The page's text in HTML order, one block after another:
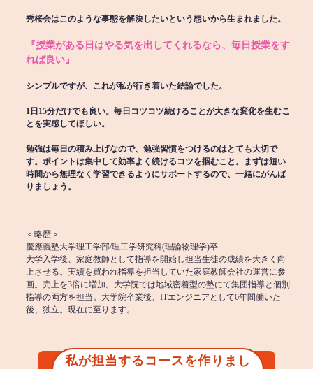
秀桜会はこのような事態を解決したいという想いから生まれました。
『授業がある日はやる気を出してくれるなら、毎日授業をす
れば良い』
シンプルですが、これが私が行き着いた結論でした。
1日15分だけでも良い。毎日コツコツ続けることが大きな変化を生むこ
とを実感してほしい。
勉強は毎日の積み上げなので、勉強習慣をつけるのはとても大切で
す。ポイントは集中して効率よく続けるコツを掴むこと。まずは短い
時間から無理なく学習できるようにサポートするので、一緒にがんば
りましょう。
＜略歴＞
慶應義塾大学理工学部/理工学研究科(理論物理学)卒
大学入学後、家庭教師として指導を開始し担当生徒の成績を大きく向
上させる。実績を買われ指導を担当していた家庭教師会社の運営に参
画。売上を3倍に増加。大学院では地域密着型の塾にて集団指導と個別
指導の両方を担当。大学院卒業後、ITエンジニアとして6年間働いた
後、独立。現在に至ります。
私が担当するコースを作りまし